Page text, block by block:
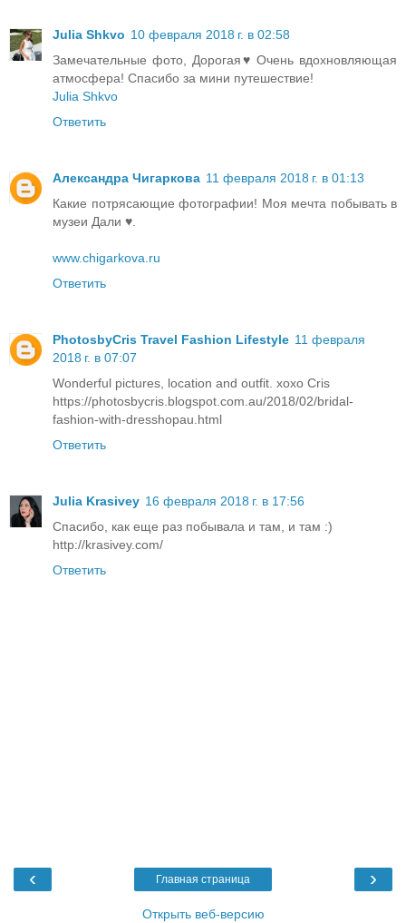
Julia Shkvo 10 февраля 2018 г. в 02:58
Замечательные фото, Дорогая♥ Очень вдохновляющая
атмосфера! Спасибо за мини путешествие!
Julia Shkvo
Ответить
Александра Чигаркова 11 февраля 2018 г. в 01:13
Какие потрясающие фотографии! Моя мечта побывать в
музеи Дали ♥.
www.chigarkova.ru
Ответить
PhotosbyCris Travel Fashion Lifestyle 11 февраля
2018 г. в 07:07
Wonderful pictures, location and outfit. xoxo Cris
https://photosbycris.blogspot.com.au/2018/02/bridal-
fashion-with-dresshopau.html
Ответить
Julia Krasivey 16 февраля 2018 г. в 17:56
Спасибо, как еще раз побывала и там, и там :)
http://krasivey.com/
Ответить
‹ ›
Главная страница
Открыть веб-версию